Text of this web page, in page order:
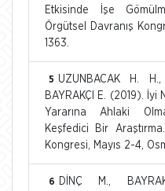
Etkisinde İşe
Örgütsel Davranış
1363.
5 UZUNBACAK H.
BAYRAKÇI E. (2019).
Yararına Ahlaki
Keşfedici Bir
Kongresi, Mayıs 2-4,
6
DİNÇ M.,